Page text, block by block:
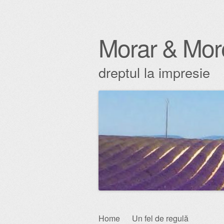
Morar &
dreptul la impresie
Skip
Home Un fel de regulă